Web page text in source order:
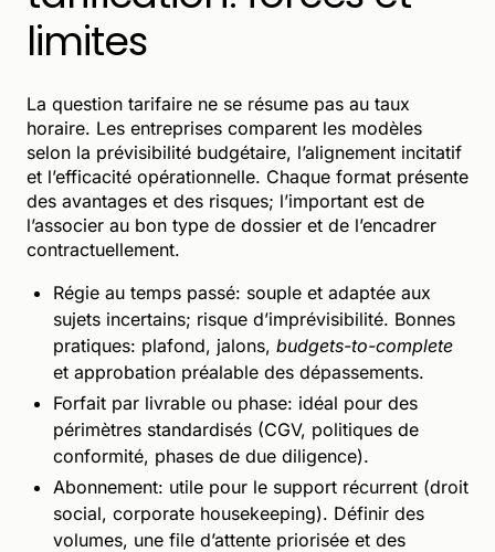
limites
La question tarifaire ne se résume pas au taux
horaire. Les entreprises comparent les modèles
selon la prévisibilité budgétaire, l’alignement incitatif
et l’efficacité opérationnelle. Chaque format présente
des avantages et des risques; l’important est de
l’associer au bon type de dossier et de l’encadrer
contractuellement.
Régie au temps passé: souple et adaptée aux
sujets incertains; risque d’imprévisibilité. Bonnes
pratiques: plafond, jalons, budgets-to-complete
et approbation préalable des dépassements.
Forfait par livrable ou phase: idéal pour des
périmètres standardisés (CGV, politiques de
conformité, phases de due diligence).
Abonnement: utile pour le support récurrent (droit
social, corporate housekeeping). Définir des
volumes, une file d’attente priorisée et des